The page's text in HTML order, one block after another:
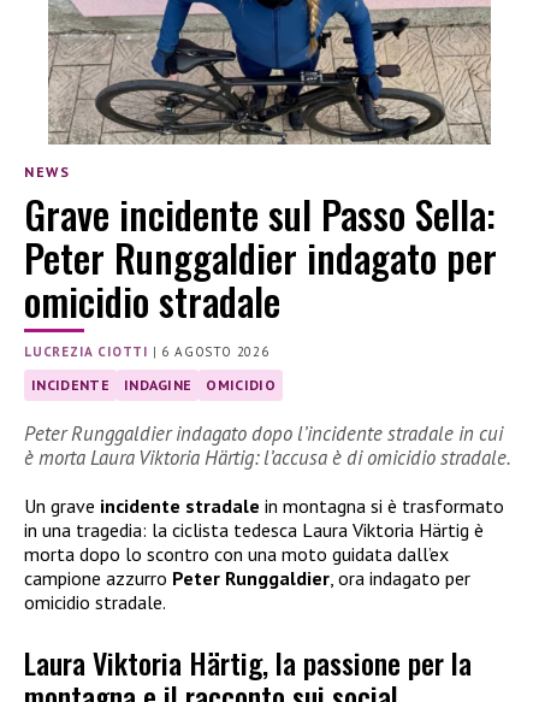
NEWS
Grave incidente sul Passo Sella:
Peter Runggaldier indagato per
omicidio stradale
LUCREZIA CIOTTI | 6 AGOSTO 2026
INCIDENTE INDAGINE OMICIDIO
Peter Runggaldier indagato dopo l’incidente stradale in cui
è morta Laura Viktoria Härtig: l’accusa è di omicidio stradale.
Un grave incidente stradale in montagna si è trasformato
in una tragedia: la ciclista tedesca Laura Viktoria Härtig è
morta dopo lo scontro con una moto guidata dall’ex
campione azzurro Peter Runggaldier , ora indagato per
omicidio stradale.
Laura Viktoria Härtig, la passione per la